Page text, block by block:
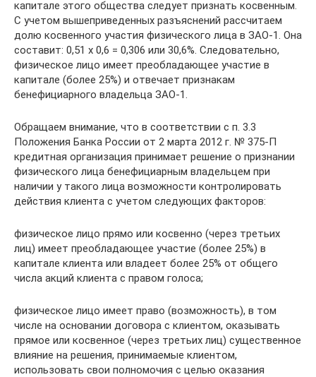
капитале этого общества следует признать косвенным.
С учетом вышеприведенных разъяснений рассчитаем
долю косвенного участия физического лица в ЗАО-1. Она
составит: 0,51 х 0,6 = 0,306 или 30,6%. Следовательно,
физическое лицо имеет преобладающее участие в
капитале (более 25%) и отвечает признакам
бенефициарного владельца ЗАО-1.
Обращаем внимание, что в соответствии с п. 3.3
Положения Банка России от 2 марта 2012 г. № 375-П
кредитная организация принимает решение о признании
физического лица бенефициарным владельцем при
наличии у такого лица возможности контролировать
действия клиента с учетом следующих факторов:
физическое лицо прямо или косвенно (через третьих
лиц) имеет преобладающее участие (более 25%) в
капитале клиента или владеет более 25% от общего
числа акций клиента с правом голоса;
физическое лицо имеет право (возможность), в том
числе на основании договора с клиентом, оказывать
прямое или косвенное (через третьих лиц) существенное
влияние на решения, принимаемые клиентом,
использовать свои полномочия с целью оказания